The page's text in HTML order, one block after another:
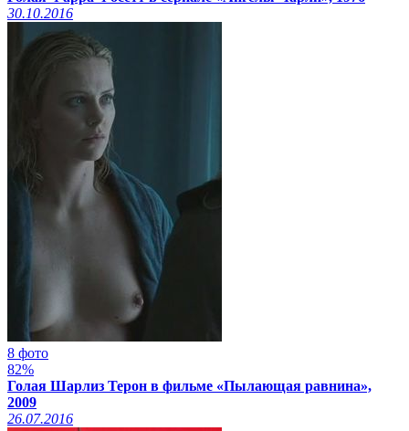
30.10.2016
8 фото
82%
Голая Шарлиз Терон в фильме «Пылающая равнина»,
2009
26.07.2016